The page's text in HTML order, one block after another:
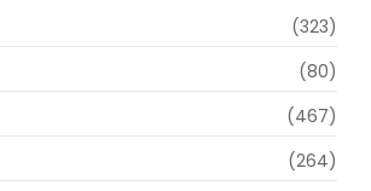
(323)
(80)
(467)
(264)